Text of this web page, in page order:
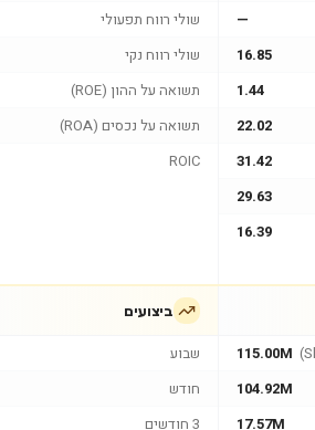
—
16.85
1.44
22.02
31.42
29.63
16.39
שולי רווח תפעולי
שולי רווח נקי
תשואה על ההון (ROE)
תשואה על נכסים (ROA)
ROIC
115.00M
104.92M
17.57M
ביצועים
שבוע
חודש
3 חודשים